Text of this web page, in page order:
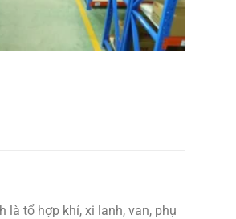
là tổ hợp khí, xi lanh, van, phụ